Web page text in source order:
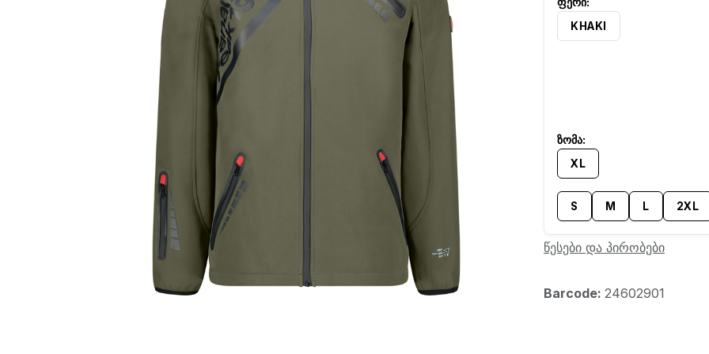
KHAKI
XL
S M L 2XL
წესები და პირობები
Barcode: 24602901